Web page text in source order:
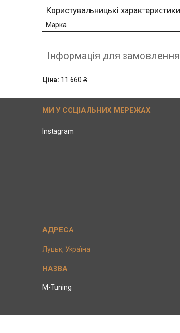
Користувальницькі характеристики
Марка
Інформація для замовлення
Ціна: 11 660 ₴
МИ У СОЦІАЛЬНИХ МЕРЕЖАХ
Instagram
Луцьк, Україна
M-Tuning